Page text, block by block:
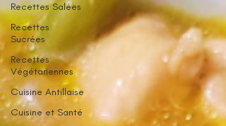
Recettes Salées
Recettes
Sucrées
Recettes
Végétariennes
Cuisine Antillaise
Cuisine et Santé